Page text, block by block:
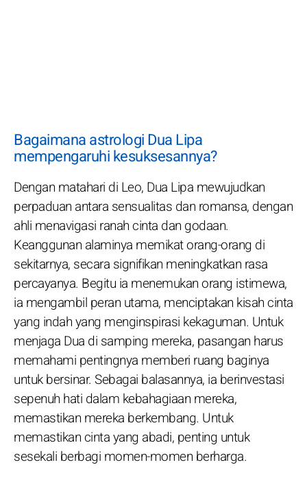
Bagaimana astrologi Dua Lipa
mempengaruhi kesuksesannya?
Dengan matahari di Leo, Dua Lipa mewujudkan
perpaduan antara sensualitas dan romansa, dengan
ahli menavigasi ranah cinta dan godaan.
Keanggunan alaminya memikat orang-orang di
sekitarnya, secara signifikan meningkatkan rasa
percayanya. Begitu ia menemukan orang istimewa,
ia mengambil peran utama, menciptakan kisah cinta
yang indah yang menginspirasi kekaguman. Untuk
menjaga Dua di samping mereka, pasangan harus
memahami pentingnya memberi ruang baginya
untuk bersinar. Sebagai balasannya, ia berinvestasi
sepenuh hati dalam kebahagiaan mereka,
memastikan mereka berkembang. Untuk
memastikan cinta yang abadi, penting untuk
sesekali berbagi momen-momen berharga.